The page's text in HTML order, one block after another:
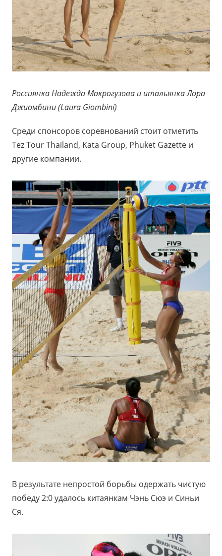
Россиянка Надежда Макрогузова и итальянка Лора
Джиомбини (Laura Giombini)
Среди спонсоров соревнований стоит отметить
Tez Tour Thailand, Kata Group, Phuket Gazette и
другие компании.
В результате непростой борьбы одержать чистую
победу 2:0 удалось китаянкам Чэнь Сюэ и Синьи
Ся.